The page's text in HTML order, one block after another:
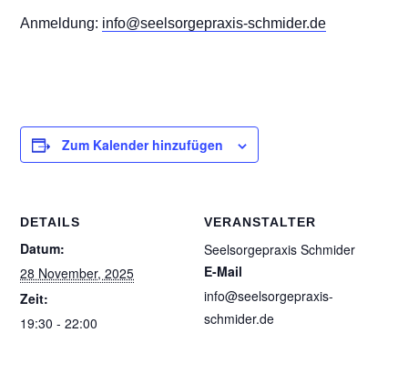
Anmeldung: info@seelsorgepraxis-schmider.de
Zum Kalender hinzufügen
DETAILS
Datum:
28 November, 2025
Zeit:
19:30 - 22:00
VERANSTALTER
Seelsorgepraxis Schmider
E-Mail
info@seelsorgepraxis-
schmider.de